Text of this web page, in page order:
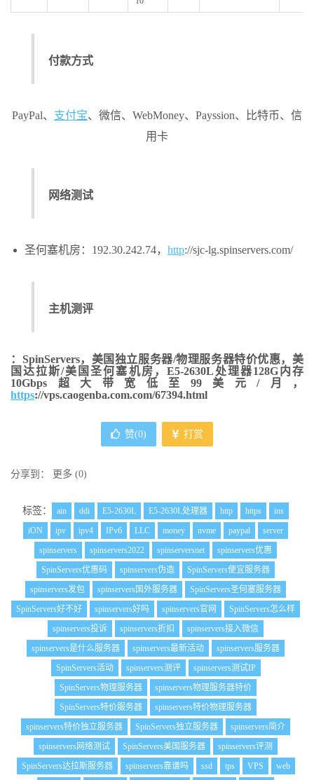
付款方式
PayPal、 支付宝、微信、WebMoney、Payssion、比特币、信
用卡
网络测试
圣何塞机房：192.30.242.74， http://sjc-lg.spinservers.com/
主机测评
：SpinServers，美国独立服务器/物理服务器特价优惠，美
国达拉斯/美国圣何塞机房，E5-2630L处理器128G内存
10Gbps超大带宽低至99美元/月，
https://vps.caogenba.com.com/67394.html
赞(0) 打赏
分享到： 更多 (0)
标签： ain ddi E5-2630L E5-2630L处理器 http https
ins
iON
ipv ipv4 IPv6 LLC money nvme paypal
server
spinservers
spinservers2022 spinserversnet
spinservers优惠
SpinServers优惠码
spinservers伪造
SpinServers便宜服务器
spinservers发包
spinservers国外服务器
SpinServers圣何塞服务器
SpinServers好不好
spinservers好吗 spinservers官网
SpinServers怎么样
spinservers投诉
spinservers折扣
spinservers接入微信
spinservers是什么服务器
spinservers最新活动
spinservers服务器
SpinServers活动
spinservers测评
spinservers测试IP
SpinServers物理服务器
spinservers物理服务器特价
SpinServers特价服务器
spinservers特价物理服务器
spinservers特价独立服务器
SpinServers独立服务器
spinservers简介
spinservers网络测试
SpinServers美国服务器
spinservers评测
SpinServers达拉斯服务器
spinservers靠谱吗 ssd tps VPS
web